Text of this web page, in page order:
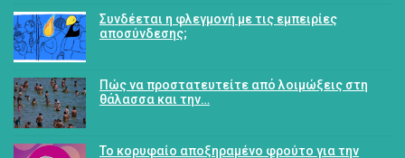
Συνδέεται η φλεγμονή με τις εμπειρίες
αποσύνδεσης;
Πώς να προστατευτείτε από λοιμώξεις στη
θάλασσα και την…
Το κορυφαίο αποξηραμένο φρούτο για την